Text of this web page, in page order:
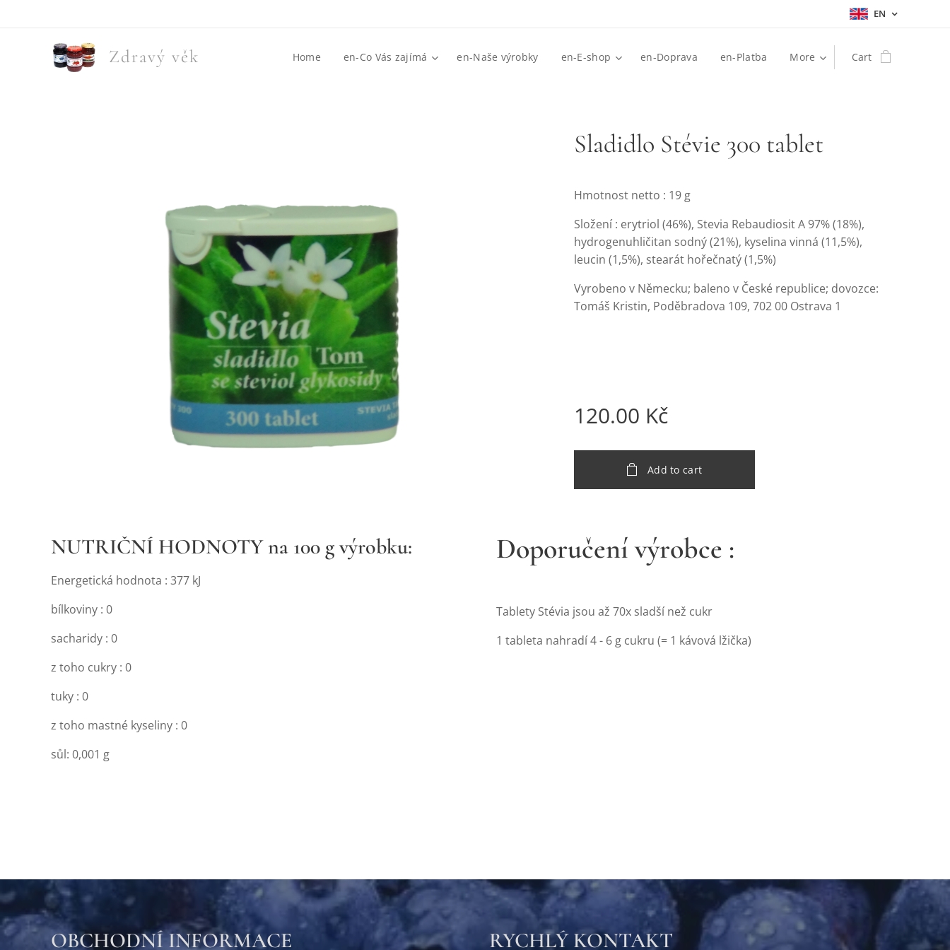
EN
Zdravý věk Home en-Co Vás zajímá en-Naše výrobky en-E-shop en-Doprava en-Platba More Cart
Sladidlo Stévie 300 tablet
Hmotnost netto : 19 g
Složení : erytriol (46%), Stevia Rebaudiosit A 97% (18%),
hydrogenuhličitan sodný (21%), kyselina vinná (11,5%),
leucin (1,5%), stearát hořečnatý (1,5%)
Vyrobeno v Německu; baleno v České republice; dovozce:
Tomáš Kristin, Poděbradova 109, 702 00 Ostrava 1
120.00 Kč
Add to cart
NUTRIČNÍ HODNOTY na 100 g výrobku:
Energetická hodnota : 377 kJ
bílkoviny : 0
sacharidy : 0
z toho cukry : 0
tuky : 0
z toho mastné kyseliny : 0
sůl: 0,001 g
Doporučení výrobce :
Tablety Stévia jsou až 70x sladší než cukr
1 tableta nahradí 4 - 6 g cukru (= 1 kávová lžička)
OBCHODNÍ INFORMACE RYCHLÝ KONTAKT